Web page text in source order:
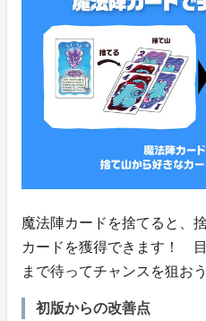
魔法陣カードを捨てると、
カードを獲得できます！
まで待ってチャンスを狙おう
初版からの改善点